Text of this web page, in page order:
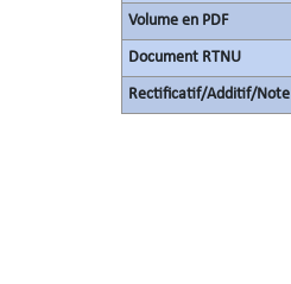
Volume en PDF
Document RTNU
Rectificatif/Additif/Note